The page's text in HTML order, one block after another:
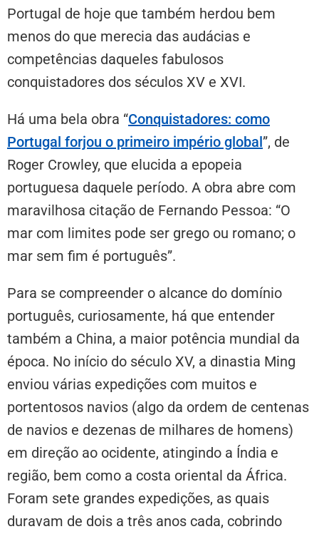
Portugal de hoje que também herdou bem
menos do que merecia das audácias e
competências daqueles fabulosos
conquistadores dos séculos XV e XVI.
Há uma bela obra “Conquistadores: como
Portugal forjou o primeiro império global”, de
Roger Crowley, que elucida a epopeia
portuguesa daquele período. A obra abre com
maravilhosa citação de Fernando Pessoa: “O
mar com limites pode ser grego ou romano; o
mar sem fim é português”.
Para se compreender o alcance do domínio
português, curiosamente, há que entender
também a China, a maior potência mundial da
época. No início do século XV, a dinastia Ming
enviou várias expedições com muitos e
portentosos navios (algo da ordem de centenas
de navios e dezenas de milhares de homens)
em direção ao ocidente, atingindo a Índia e
região, bem como a costa oriental da África.
Foram sete grandes expedições, as quais
duravam de dois a três anos cada, cobrindo